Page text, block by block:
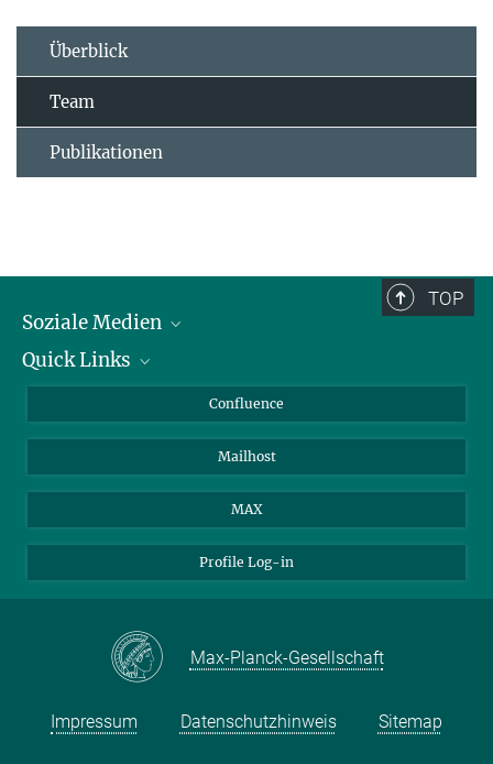
Überblick
Team
Publikationen
TOP
Soziale Medien
LinkedIn
YouTube
Quick Links
Für Journalisten und Journalistinnen
Über Tiere in der Forschung
Ihr Weg zu uns
Confluence
Mailhost
MAX
Profile Log-in
Max-Planck-Gesellschaft
Impressum Datenschutzhinweis Sitemap